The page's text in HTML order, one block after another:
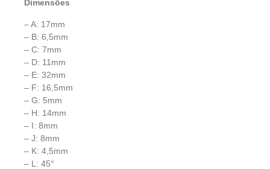
Dimensões
– A: 17mm
– B: 6,5mm
– C: 7mm
– D: 11mm
– E: 32mm
– F: 16,5mm
– G: 5mm
– H: 14mm
– I: 8mm
– J: 8mm
– K: 4,5mm
– L: 45°